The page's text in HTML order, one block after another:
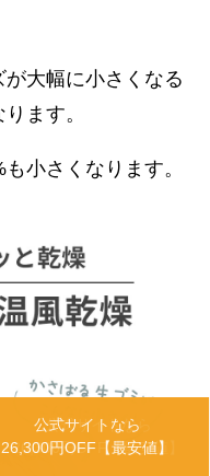
公式サイトなら
26,300円OFF【最安値】
大幅に小さくなる
ます。
小さくなります。
公式サイトなら
26,300円OFF【最安値】